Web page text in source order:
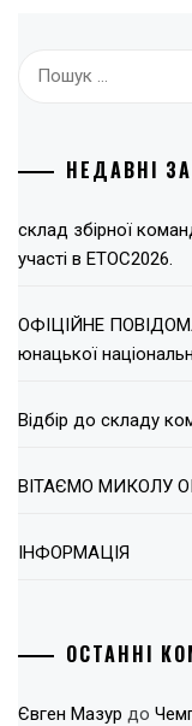
НЕДАВНІ
склад збірної
участі в ЕТОС2026.
ОФІЦІЙНЕ
юнацької
Відбір до складу
ВІТАЄМО МИКОЛУ
ІНФОРМАЦІЯ
ОСТАННІ
Євген Мазур до